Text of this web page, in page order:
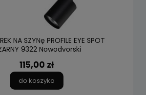
NA SZYNę PROFILE EYE SPOT
9322 Nowodvorski
115,00 zł
do koszyka